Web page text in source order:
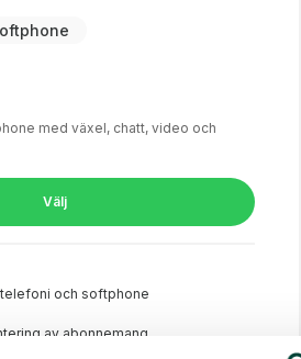
med växel, chatt, video och
Välj
och softphone
av abonnemang